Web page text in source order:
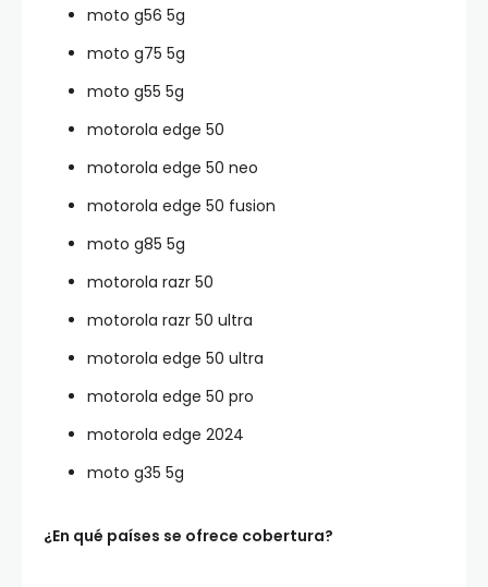
moto g56 5g
moto g75 5g
moto g55 5g
motorola edge 50
motorola edge 50 neo
motorola edge 50 fusion
moto g85 5g
motorola razr 50
motorola razr 50 ultra
motorola edge 50 ultra
motorola edge 50 pro
motorola edge 2024
moto g35 5g
¿En qué países se ofrece cobertura?